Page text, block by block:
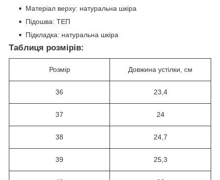
Матеріал верху: натуральна шкіра
Підошва: ТЕП
Підкладка: натуральна шкіра
Таблиця розмірів:
Розмір Довжина устілки, см
36 23,4
37 24
38 24,7
39 25,3